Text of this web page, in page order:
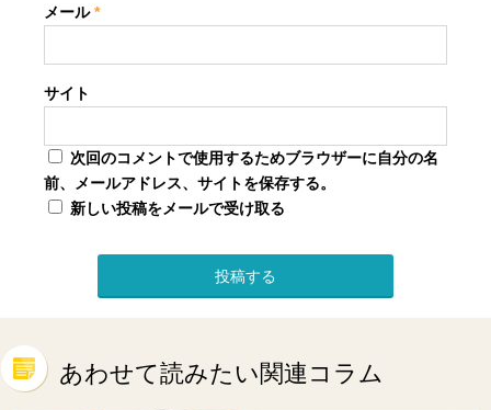
メール*
サイト
次回のコメントで使用するためブラウザーに自分の名
前、メールアドレス、サイトを保存する。
新しい投稿をメールで受け取る
あわせて読みたい関連コラム